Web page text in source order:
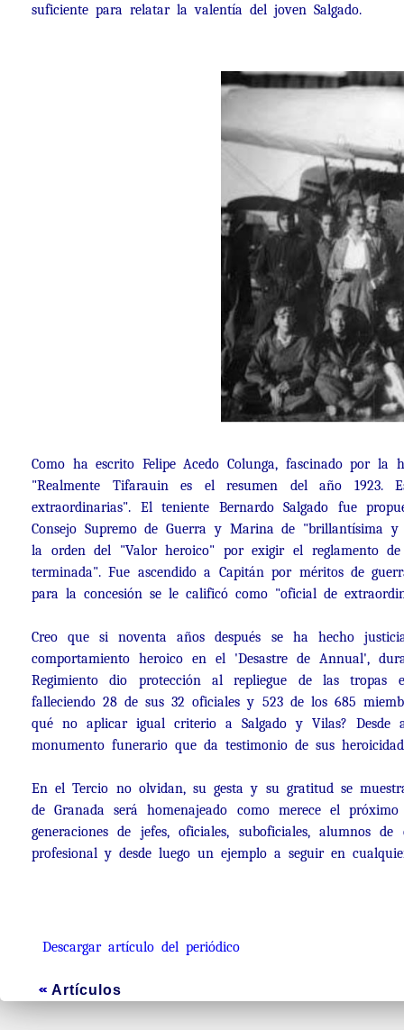
suficiente para relatar la valentía del joven Salgado.
Como ha escrito Felipe Acedo Colunga, fascinado por
"Realmente Tifarauin es el resumen del año 1923.
extraordinarias". El teniente Bernardo Salgado fue
Consejo Supremo de Guerra y Marina de "brillantísima
la orden del "Valor heroico" por exigir el reglamento
terminada". Fue ascendido a Capitán por méritos de
para la concesión se le calificó como "oficial de
Creo que si noventa años después se ha hecho
comportamiento heroico en el 'Desastre de Annual',
Regimiento dio protección al repliegue de las tropas
falleciendo 28 de sus 32 oficiales y 523 de los 685
qué no aplicar igual criterio a Salgado y Vilas? Desde
monumento funerario que da testimonio de sus
En el Tercio no olvidan, su gesta y su gratitud se
de Granada será homenajeado como merece el
generaciones de jefes, oficiales, suboficiales,
profesional y desde luego un ejemplo a seguir en
Descargar artículo del periódico
Artículos